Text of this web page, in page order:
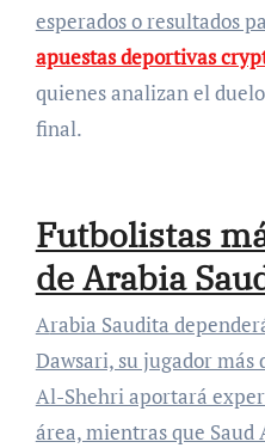
esperados o resultados
apuestas deportivas
quienes analizan el
final.
Futbolistas
de Arabia
Arabia Saudita dependerá mucho de Salem Al-
Dawsari, su jugador más
Al-Shehri aportará
área, mientras que